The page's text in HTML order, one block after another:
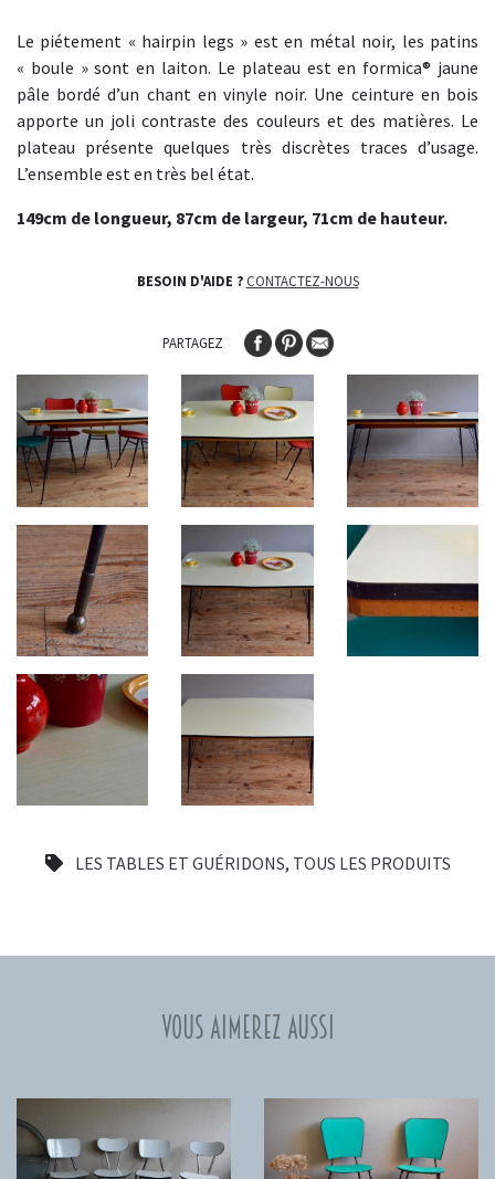
LES TABLES ET GUÉRIDONS, TOUS LES PRODUITS
Le piétement « hairpin legs » est en métal noir, les patins
« boule » sont en laiton. Le plateau est en formica® jaune
pâle bordé d’un chant en vinyle noir. Une ceinture en bois
apporte un joli contraste des couleurs et des matières. Le
plateau présente quelques très discrètes traces d’usage.
L’ensemble est en très bel état.
149cm de longueur, 87cm de largeur, 71cm de hauteur.
BESOIN D'AIDE ? CONTACTEZ-NOUS
PARTAGEZ
Vous aimerez aussi